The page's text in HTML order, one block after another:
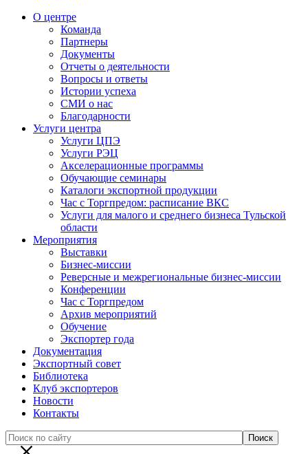
О центре
Команда
Партнеры
Документы
Отчеты о деятельности
Вопросы и ответы
Истории успеха
СМИ о нас
Благодарности
Услуги центра
Услуги ЦПЭ
Услуги РЭЦ
Акселерационные программы
Обучающие семинары
Каталоги экспортной продукции
Час с Торгпредом: расписание ВКС
Услуги для малого и среднего бизнеса Тульской
области
Мероприятия
Выставки
Бизнес-миссии
Реверсные и межрегиональные бизнес-миссии
Конференции
Час с Торгпредом
Архив мероприятий
Обучение
Экспортер года
Документация
Экспортный совет
Библиотека
Клуб экспортеров
Новости
Контакты